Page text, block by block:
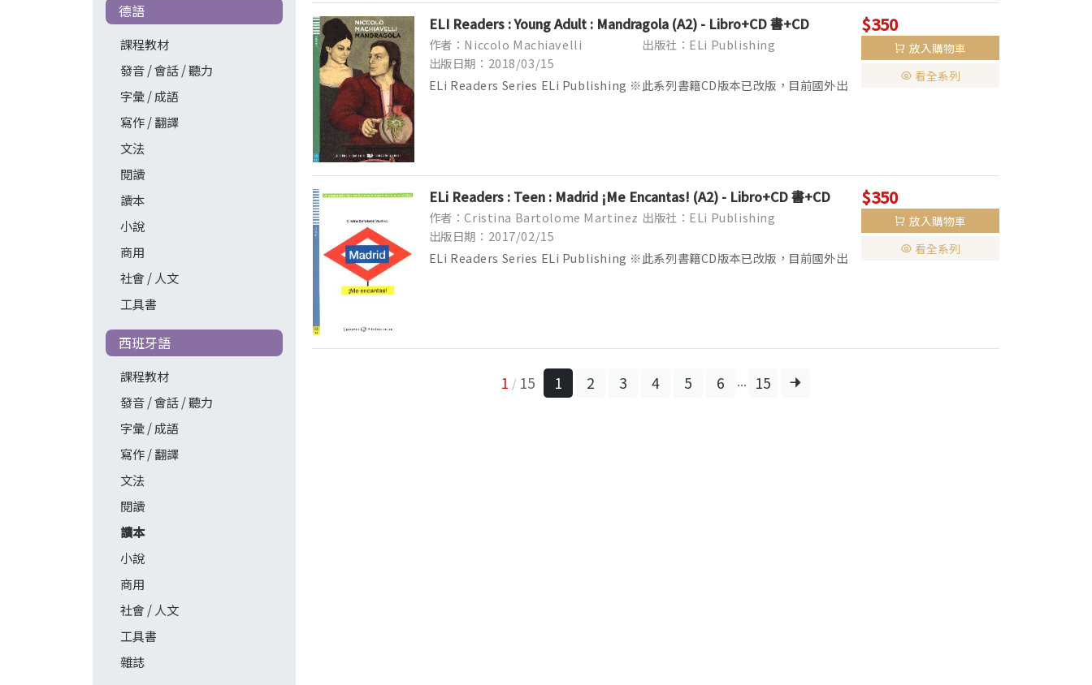
德語
課程教材
發音 / 會話 / 聽力
字彙 / 成語
寫作 / 翻譯
文法
閱讀
讀本
小說
商用
社會 / 人文
工具書
西班牙語
課程教材
發音 / 會話 / 聽力
字彙 / 成語
寫作 / 翻譯
文法
閱讀
讀本
小說
商用
社會 / 人文
工具書
雜誌
ELI Readers : Young Adult : Mandragola (A2) - Libro+CD 書+CD
作者：Niccolo Machiavelli
出版社：ELi Publishing
出版日期：2018/03/15
ELi Readers Series ELi Publishing ※此系列書籍CD版本已改版，目前國外出
$350
放入購物車
看全系列
ELi Readers : Teen : Madrid ¡Me Encantas! (A2) - Libro+CD 書+CD
作者：Cristina Bartolome Martinez 出版社：ELi Publishing
出版日期：2017/02/15
ELi Readers Series ELi Publishing ※此系列書籍CD版本已改版，目前國外出
$350
放入購物車
看全系列
1 / 15 1 2 3 4 5 6 ... 15